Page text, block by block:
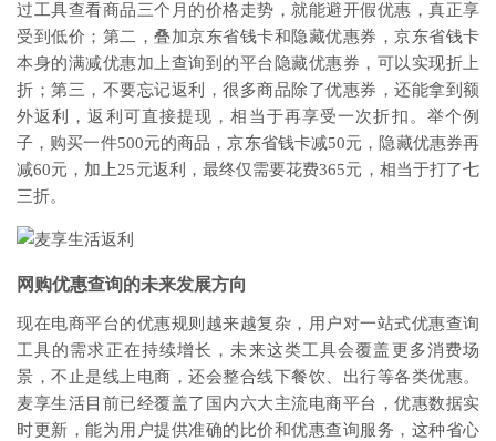
过工具查看商品三个月的价格走势，就能避开假优惠，真正享
受到低价；第二，叠加京东省钱卡和隐藏优惠券，京东省钱卡
本身的满减优惠加上查询到的平台隐藏优惠券，可以实现折上
折；第三，不要忘记返利，很多商品除了优惠券，还能拿到额
外返利，返利可直接提现，相当于再享受一次折扣。举个例
子，购买一件500元的商品，京东省钱卡减50元，隐藏优惠券再
减60元，加上25元返利，最终仅需要花费365元，相当于打了七
三折。
网购优惠查询的未来发展方向
现在电商平台的优惠规则越来越复杂，用户对一站式优惠查询
工具的需求正在持续增长，未来这类工具会覆盖更多消费场
景，不止是线上电商，还会整合线下餐饮、出行等各类优惠。
麦享生活目前已经覆盖了国内六大主流电商平台，优惠数据实
时更新，能为用户提供准确的比价和优惠查询服务，这种省心